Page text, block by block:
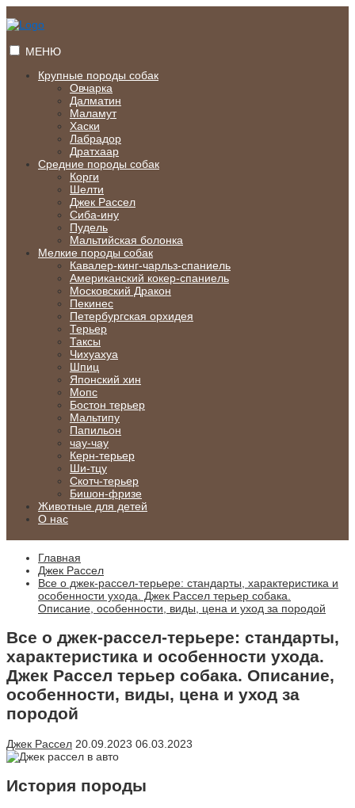
к
МЕНЮ
Крупные породы собак
Овчарка
Далматин
Маламут
Хаски
Лабрадор
Дратхаар
Средние породы собак
Корги
Шелти
Джек Рассел
Сиба-ину
Пудель
Мальтийская болонка
Мелкие породы собак
Кавалер-кинг-чарльз-спаниель
Американский кокер-спаниель
Московский Дракон
Пекинес
Петербургская орхидея
Терьер
Таксы
Чихуахуа
Шпиц
Японский хин
Мопс
Бостон терьер
Мальтипу
Папильон
чау-чау
Керн-терьер
Ши-тцу
Скотч-терьер
Бишон-фризе
Животные для детей
О нас
Главная
Джек Рассел
Все о джек-рассел-терьере: стандарты, характеристика и
особенности ухода. Джек Рассел терьер собака.
Описание, особенности, виды, цена и уход за породой
Все о джек-рассел-терьере: стандарты,
характеристика и особенности ухода.
Джек Рассел терьер собака. Описание,
особенности, виды, цена и уход за
породой
Джек Рассел 20.09.2023 06.03.2023
История породы